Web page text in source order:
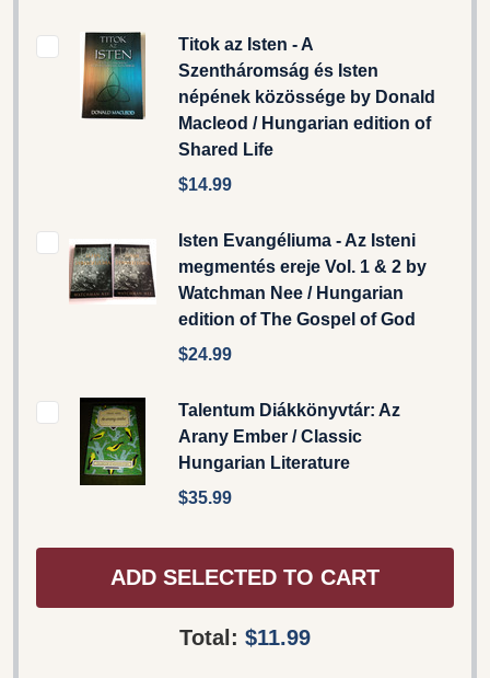
Titok az Isten - A
Szentháromság és Isten
népének közössége by Donald
Macleod / Hungarian edition of
Shared Life
$14.99
Isten Evangéliuma - Az Isteni
megmentés ereje Vol. 1 & 2 by
Watchman Nee / Hungarian
edition of The Gospel of God
$24.99
Talentum Diákkönyvtár: Az
Arany Ember / Classic
Hungarian Literature
$35.99
ADD SELECTED TO CART
Total: $11.99